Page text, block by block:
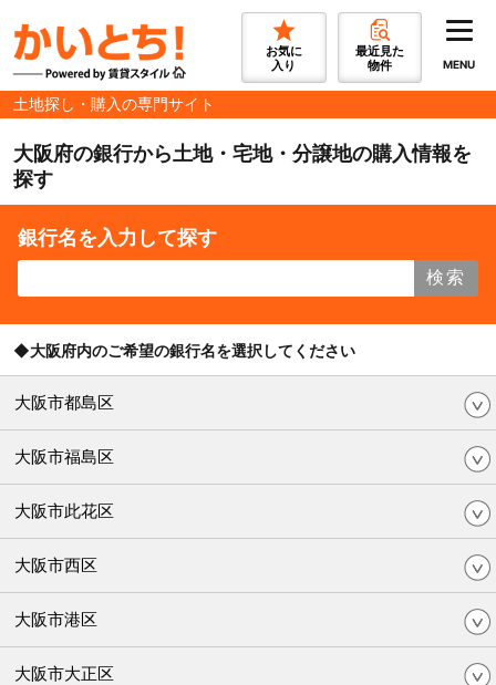
お気に
入り
最近見た
物件
MENU
土地探し・購入の専門サイト
大阪府の銀行から土地・宅地・分譲地の購入情報を
探す
銀行名を入力して探す
検索
◆大阪府内のご希望の銀行名を選択してください
大阪市都島区
大阪市福島区
大阪市此花区
大阪市西区
大阪市港区
大阪市大正区